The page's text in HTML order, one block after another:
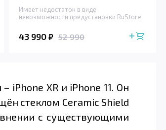
Имеет недостаток в виде
невозможности предустановки RuStore
43 990 ₽ 52 990
iPhone XR и iPhone 11. Он
стеклом Ceramic Shield
с существующими